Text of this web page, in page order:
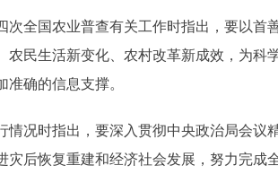
国农业普查有关工作时指出，要以首
农民生活新变化、农村改革新成效，为
确的信息支撑。
时指出，要深入贯彻中央政治局会议
灾后恢复重建和经济社会发展，努力完